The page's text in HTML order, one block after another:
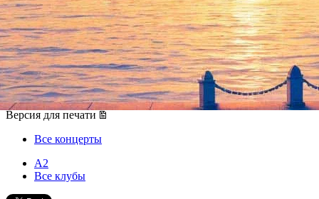
Вадим Самойлов отметит 30-
летие «Агаты Кристи» без
младшего брата
17 ноября 2018, суббота,20.00
Версия для печати
Все концерты
А2
Все клубы